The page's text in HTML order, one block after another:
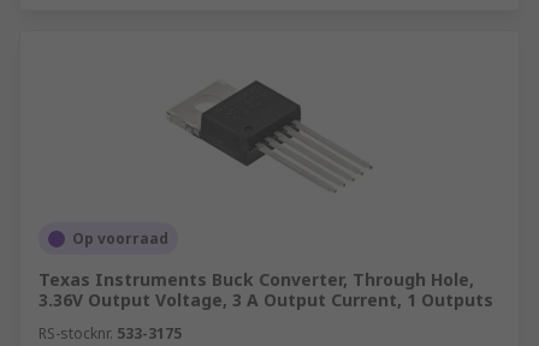
Op voorraad
Texas Instruments Buck Converter, Through Hole,
3.36V Output Voltage, 3 A Output Current, 1 Outputs
RS-stocknr. 533-3175